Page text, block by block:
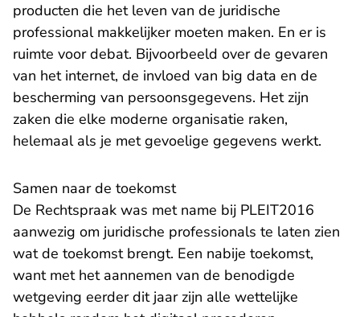
producten die het leven van de juridische
professional makkelijker moeten maken. En er is
ruimte voor debat. Bijvoorbeeld over de gevaren
van het internet, de invloed van big data en de
bescherming van persoonsgegevens. Het zijn
zaken die elke moderne organisatie raken,
helemaal als je met gevoelige gegevens werkt.
Samen naar de toekomst
De Rechtspraak was met name bij PLEIT2016
aanwezig om juridische professionals te laten zien
wat de toekomst brengt. Een nabije toekomst,
want met het aannemen van de benodigde
wetgeving eerder dit jaar zijn alle wettelijke